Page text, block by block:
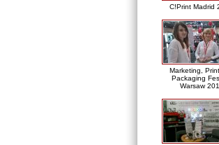
C!Print Madrid
Marketing,
Packaging
Warsaw